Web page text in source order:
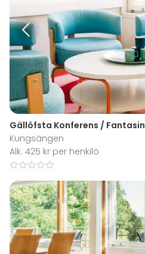
Gällöfsta Konferens / Fantasin
Kungsängen
Alk. 425 kr per henkilö